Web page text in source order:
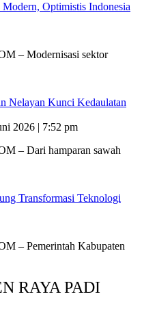
Optimistis Indonesia
– Modernisasi sektor
Nelayan Kunci Kedaulatan
2026 | 7:52 pm
– Dari hamparan sawah
Transformasi Teknologi
– Pemerintah Kabupaten
RAYA PADI